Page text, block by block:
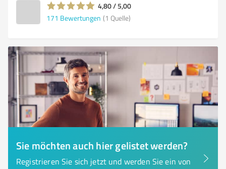
4,80 / 5,00
171 Bewertungen (1 Quelle)
Sie möchten auch hier gelistet werden?
Registrieren Sie sich jetzt und werden Sie ein von